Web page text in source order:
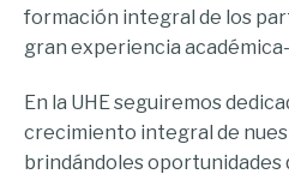
formación integral de los
gran experiencia
En la UHE seguiremos
crecimiento integral de
brindándoles oportunidades